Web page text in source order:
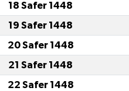
18 Safer 1448
19 Safer 1448
20 Safer 1448
21 Safer 1448
22 Safer 1448